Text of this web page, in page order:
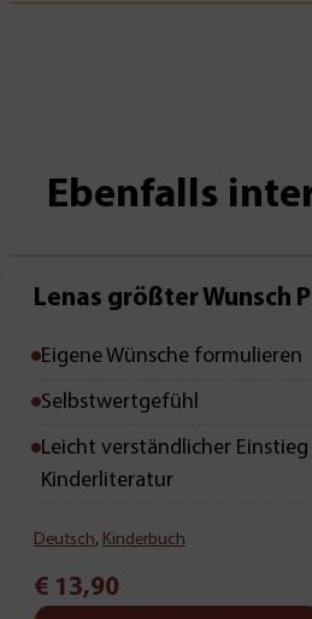
Ebenfalls
Lenas größter Wunsch
Eigene Wünsche formulieren
Selbstwertgefühl
Leicht verständlicher
Kinderliteratur
Deutsch, Kinderbuch
€ 13,90